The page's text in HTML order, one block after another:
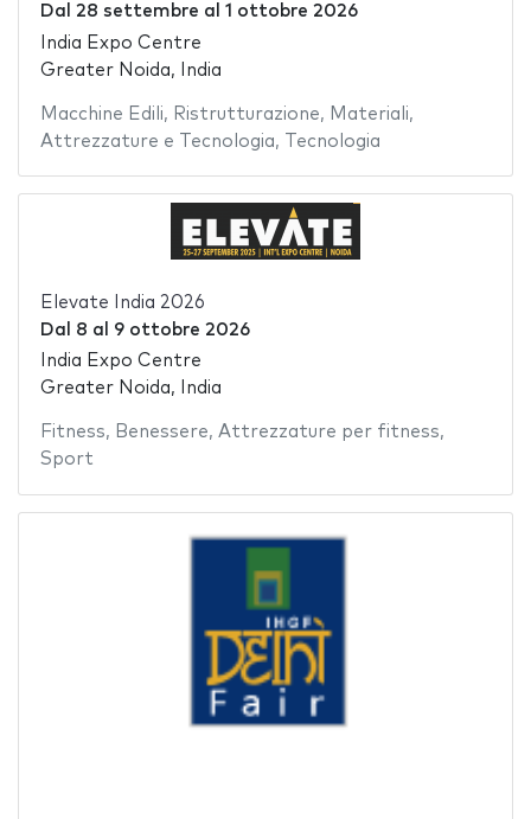
Dal 28 settembre al 1 ottobre 2026
India Expo Centre
Greater Noida, India
Macchine Edili, Ristrutturazione, Materiali,
Attrezzature e Tecnologia, Tecnologia
Elevate India 2026
Dal 8 al 9 ottobre 2026
India Expo Centre
Greater Noida, India
Fitness, Benessere, Attrezzature per fitness,
Sport